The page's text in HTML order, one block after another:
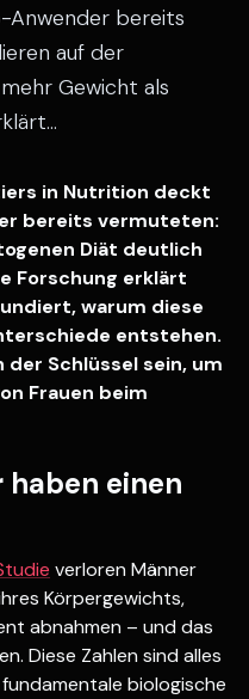
Anwender bereits
auf der
Gewicht als
in Nutrition deckt
bereits vermuteten:
Diät deutlich
Forschung erklärt
warum diese
entstehen.
Schlüssel sein, um
Frauen beim
haben einen
verloren Männer
Körpergewichts,
abnahmen – und das
Diese Zahlen sind alles
biologische